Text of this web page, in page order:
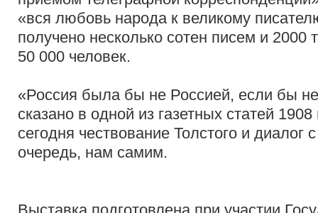
«вся любовь народа к великому
получено несколько сотен писем и 2000
50 000 человек.
«Россия была бы не Россией, если бы не
сказано в одной из газетных статей
сегодня чествование Толстого и
очередь, нам самим.